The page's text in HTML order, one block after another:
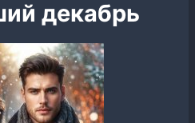
декабрь